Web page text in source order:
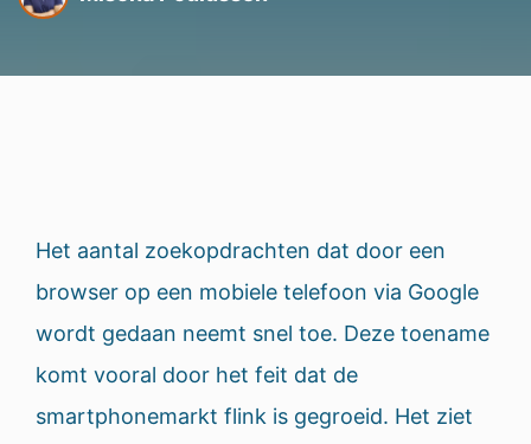
Het aantal zoekopdrachten dat door een
browser op een mobiele telefoon via Google
wordt gedaan neemt snel toe. Deze toename
komt vooral door het feit dat de
smartphonemarkt flink is gegroeid. Het ziet